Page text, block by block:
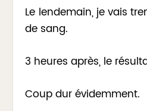
Le lendemain, je vais
de sang.
3 heures après, le
Coup dur évidemment.